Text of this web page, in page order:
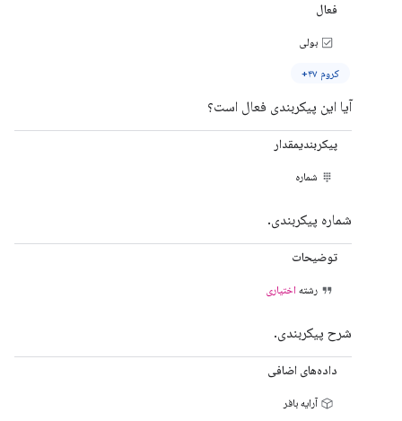
فعال
بولی
کروم ۴۷+
آیا این پیکربندی فعال است؟
پیکربندیمقدار
شماره
شماره پیکربندی.
توضیحات
رشته اختیاری
شرح پیکربندی.
داده‌های اضافی
آرایه بافر